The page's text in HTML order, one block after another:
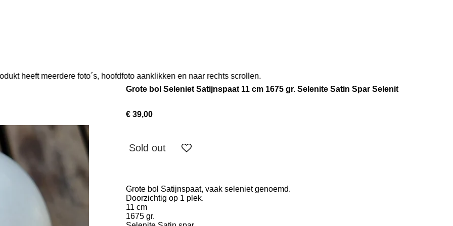
heeft meerdere foto´s, hoofdfoto aanklikken en naar rechts scrollen.
Grote bol Seleniet Satijnspaat 11 cm 1675 gr. Selenite Satin Spar Selenit
€ 39,00
Sold out
Grote bol Satijnspaat, vaak seleniet genoemd.
Doorzichtig op 1 plek.
11 cm
1675 gr.